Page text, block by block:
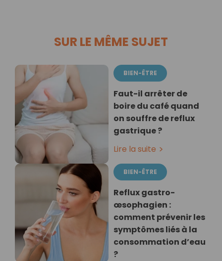
SUR LE MÊME SUJET
BIEN-ÊTRE
Faut-il arrêter de
boire du café quand
on souffre de reflux
gastrique ?
Lire la suite
BIEN-ÊTRE
Reflux gastro-
œsophagien :
comment prévenir les
symptômes liés à la
consommation d’eau
?